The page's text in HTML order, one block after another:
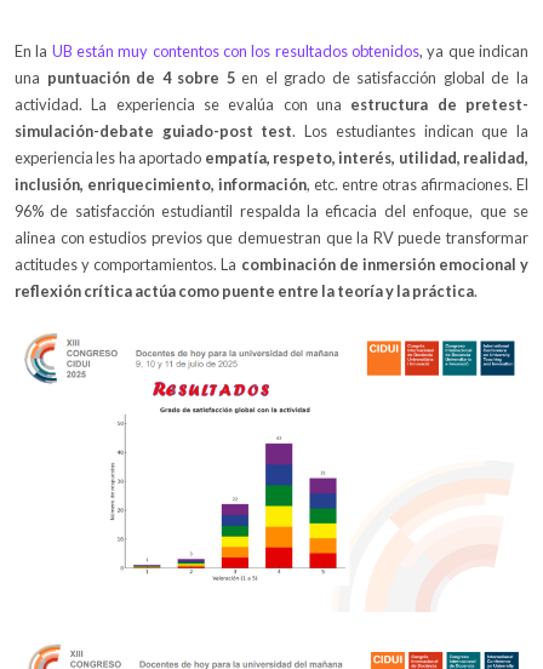
En la UB están muy contentos con los resultados obtenidos, ya que indican
una puntuación de 4 sobre 5en el grado de satisfacción global de la
actividad. La experiencia se evalúa con una estructura de pretest-
simulación-debate guiado-post test. Los estudiantes indican que la
experiencia les ha aportado empatía, respeto, interés, utilidad, realidad,
inclusión, enriquecimiento, información, etc. entre otras afirmaciones. El
96% de satisfacción estudiantil respalda la eficacia del enfoque, que se
alinea con estudios previos que demuestran que la RV puede transformar
actitudes y comportamientos. La combinación de inmersión emocional y
reflexión crítica actúa como puente entre la teoría y la práctica.